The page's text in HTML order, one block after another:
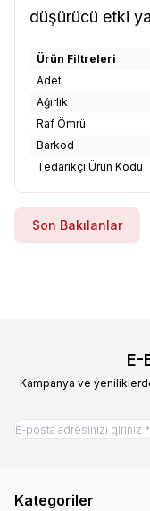
düşürücü etki
Ürün Filtreleri
Adet
Ağırlık
Raf Ömrü
Barkod
Tedarikçi Ürün Kodu
Son Bakılanlar
E-
Kampanya ve
Kategoriler